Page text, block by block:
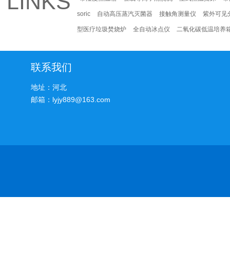
soric 自动高压蒸汽灭菌器 接触角测量仪 紫外可见
型医疗垃圾焚烧炉 全自动冰点仪 二氧化碳低温培养
联系我们
地址：河北
邮箱：lyjy889@163.com